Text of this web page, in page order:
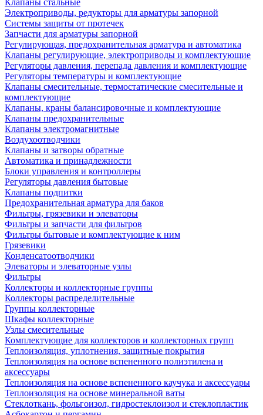
Клапаны стальные
Электроприводы, редукторы для арматуры запорной
Системы защиты от протечек
Запчасти для арматуры запорной
Регулирующая, предохранительная арматура и автоматика
Клапаны регулирующие, электроприводы и комплектующие
Регуляторы давления, перепада давления и комплектующие
Регуляторы температуры и комплектующие
Клапаны смесительные, термостатические смесительные и
комплектующие
Клапаны, краны балансировочные и комплектующие
Клапаны предохранительные
Клапаны электромагнитные
Воздухоотводчики
Клапаны и затворы обратные
Автоматика и принадлежности
Блоки управления и контроллеры
Регуляторы давления бытовые
Клапаны подпитки
Предохранительная арматура для баков
Фильтры, грязевики и элеваторы
Фильтры и запчасти для фильтров
Фильтры бытовые и комплектующие к ним
Грязевики
Конденсатоотводчики
Элеваторы и элеваторные узлы
Фильтры
Коллекторы и коллекторные группы
Коллекторы распределительные
Группы коллекторные
Шкафы коллекторные
Узлы смесительные
Комплектующие для коллекторов и коллекторных групп
Теплоизоляция, уплотнения, защитные покрытия
Теплоизоляция на основе вспененного полиэтилена и
аксессуары
Теплоизоляция на основе вспененного каучука и аксессуары
Теплоизоляция на основе минеральной ваты
Стеклоткань, фольгоизол, гидростеклоизол и стеклопластик